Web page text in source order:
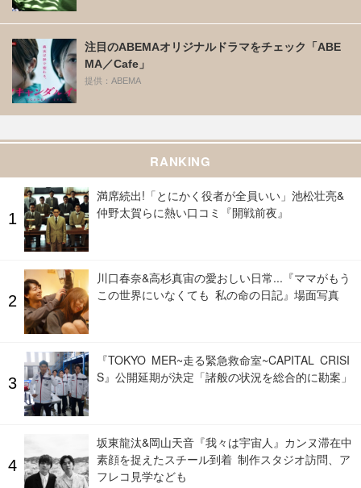
注目のABEMAオリジナルドラマをチェック「ABE
MA／Cafe」
提供：ABEMA
RANKING
満席続出!「とにかく役者が全員いい」池松壮亮&
仲野太賀らに熱い口コミ『開戦前夜』
川口春奈&高杉真宙の愛おしい日常...『ママがもう
この世界にいなくても 私の命の日記』場面写真
『TOKYO MER~走る緊急救命室~CAPITAL CRISI
S』公開延期が決定「諸般の状況を総合的に勘案」
坂東龍汰&岡山天音『我々は宇宙人』カンヌ滞在中
素顔を捉えたスチール到着 制作スタジオ訪問、ア
フレコ見学なども